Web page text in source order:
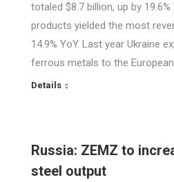
totaled $8.7 billion, up by
products yielded the most
14.9% YoY. Last year Ukraine
ferrous metals to the
Details
Russia: ZEMZ to
steel output